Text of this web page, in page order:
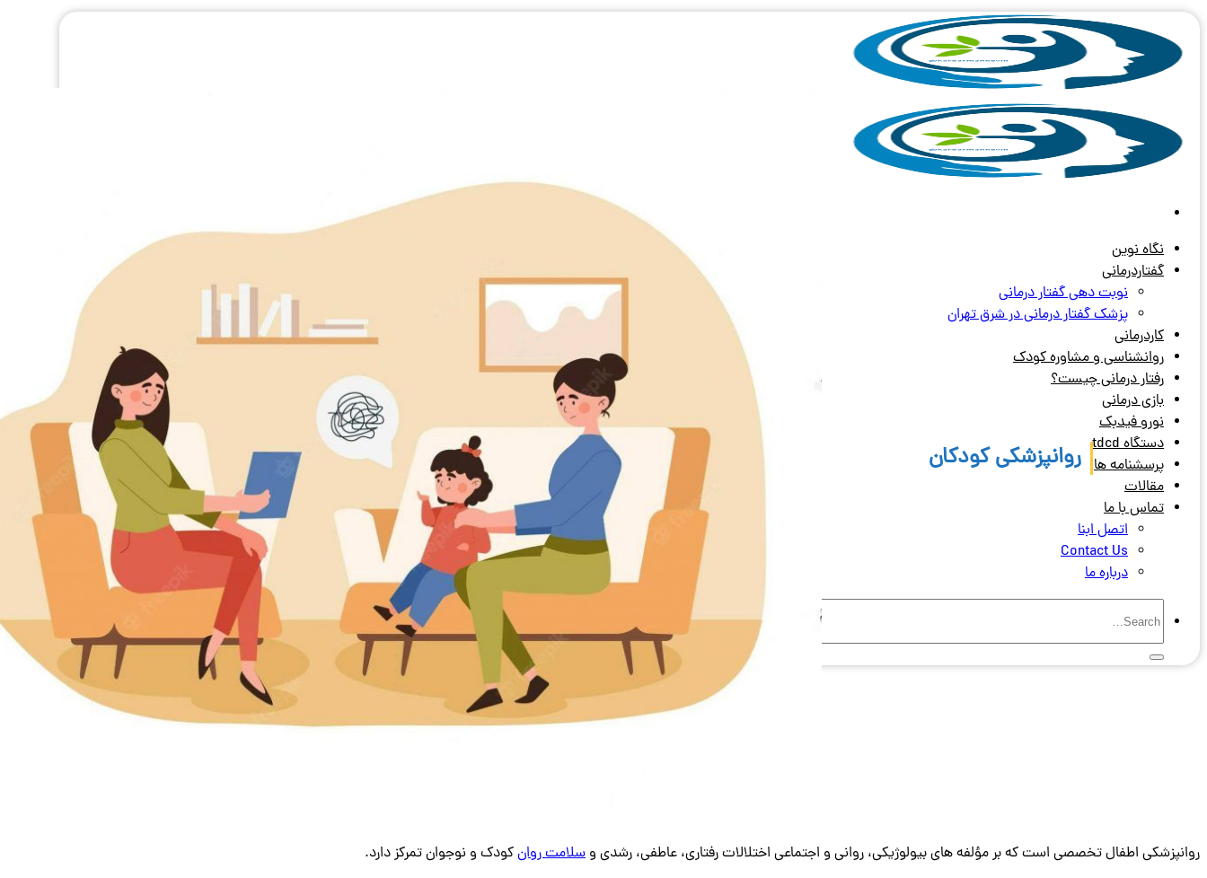
Skip
content
نگاه نوین
گفتاردرمانی
نوبت دهی گفتار درمانی
پزشک گفتار درمانی در شرق تهران
کاردرمانی
روانشناسی و مشاوره کودک
رفتار درمانی چیست؟
بازی درمانی
نورو فیدبک
دستگاه tdcd
پرسشنامه ها
مقالات
تماس با ما
اتصل ابنا
Contact Us
درباره ما
روانپزشکی کودکان
روانپزشکی اطفال تخصصی است که بر مؤلفه های بیولوژیکی، روانی و اجتماعی اختلالات رفتاری، عاطفی، رشدی و سلامت روانکودک و نوجوان تمرکز دارد.